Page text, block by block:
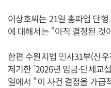
이상호씨는 21일 총파업 단
에 대해서는 "아직 결정된 것
한편 수원지법 민사31부(신
제기한 '2026년 임금·단체교
일에서 "이 사건 결정을 가급